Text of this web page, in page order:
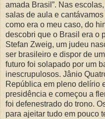
amada Brasil”. Nas
salas de aula e
como era o meu caso, do
descobri que o Brasil era o
Stefan Zweig, um judeu
ser brasileiro e dispor de
futuro foi solapado por um
inescrupulosos. Jânio
República em pleno delírio
presidência e começou a
foi defenestrado do trono.
para ajeitar tudo em pouco